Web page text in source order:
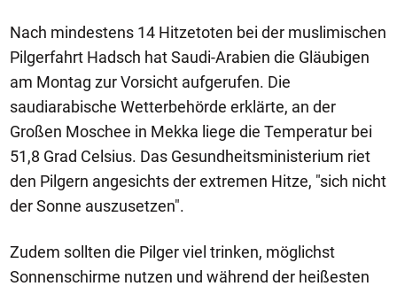
Nach mindestens 14 Hitzetoten bei der muslimischen
Pilgerfahrt Hadsch hat Saudi-Arabien die Gläubigen
am Montag zur Vorsicht aufgerufen. Die
saudiarabische Wetterbehörde erklärte, an der
Großen Moschee in Mekka liege die Temperatur bei
51,8 Grad Celsius. Das Gesundheitsministerium riet
den Pilgern angesichts der extremen Hitze, "sich nicht
der Sonne auszusetzen".
Zudem sollten die Pilger viel trinken, möglichst
Sonnenschirme nutzen und während der heißesten